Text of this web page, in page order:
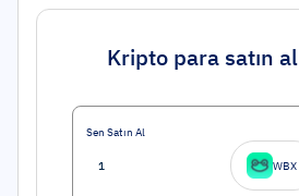
Kripto para satın al
Sen Satın Al
WBX